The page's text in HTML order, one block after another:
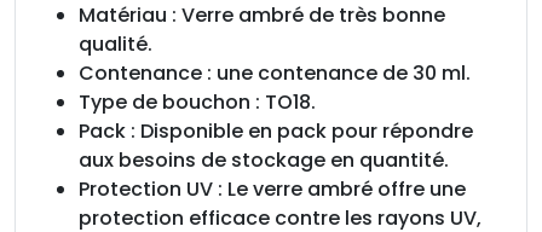
Matériau : Verre ambré de très bonne
qualité.
Contenance : une contenance de 30 ml.
Type de bouchon : TO18.
Pack : Disponible en pack pour répondre
aux besoins de stockage en quantité.
Protection UV : Le verre ambré offre une
protection efficace contre les rayons UV,